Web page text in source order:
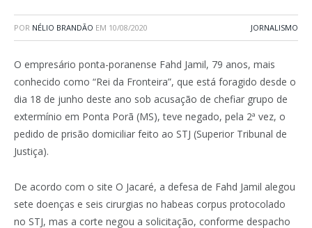
POR NÉLIO BRANDÃO EM 10/08/2020 JORNALISMO
O empresário ponta-poranense Fahd Jamil, 79 anos, mais
conhecido como “Rei da Fronteira”, que está foragido desde o
dia 18 de junho deste ano sob acusação de chefiar grupo de
extermínio em Ponta Porã (MS), teve negado, pela 2ª vez, o
pedido de prisão domiciliar feito ao STJ (Superior Tribunal de
Justiça).
De acordo com o site O Jacaré, a defesa de Fahd Jamil alegou
sete doenças e seis cirurgias no habeas corpus protocolado
no STJ, mas a corte negou a solicitação, conforme despacho